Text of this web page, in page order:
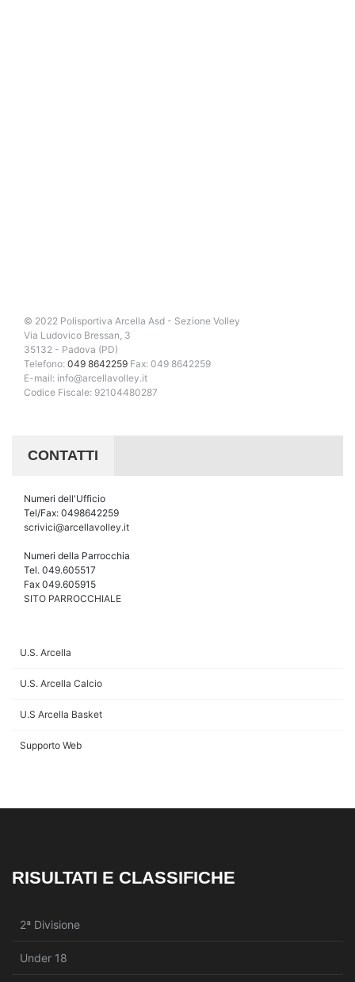
© 2022 Polisportiva Arcella Asd - Sezione Volley
Via Ludovico Bressan, 3
35132 - Padova (PD)
Telefono: 049 8642259 Fax: 049 8642259
E-mail: info@arcellavolley.it
Codice Fiscale: 92104480287
CONTATTI
Numeri dell'Ufficio
Tel/Fax: 0498642259
scrivici@arcellavolley.it
Numeri della Parrocchia
Tel. 049.605517
Fax 049.605915
SITO PARROCCHIALE
U.S. Arcella
U.S. Arcella Calcio
U.S Arcella Basket
Supporto Web
RISULTATI E CLASSIFICHE
2ª Divisione
Under 18